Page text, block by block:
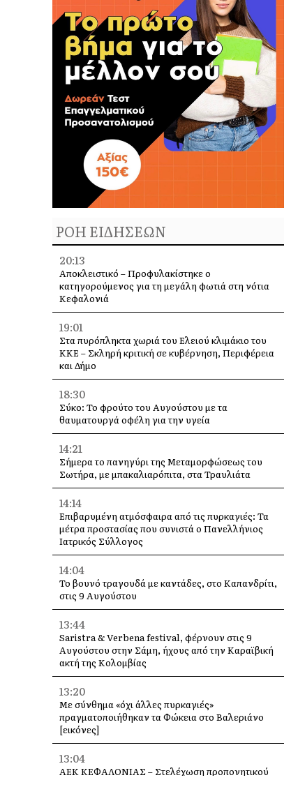
ΡΟΗ ΕΙΔΗΣΕΩΝ
20:13
Αποκλειστικό – Προφυλακίστηκε ο
κατηγορούμενος για τη μεγάλη φωτιά στη νότια
Κεφαλονιά
19:01
Στα πυρόπληκτα χωριά του Ελειού κλιμάκιο του
ΚΚΕ – Σκληρή κριτική σε κυβέρνηση, Περιφέρεια
και Δήμο
18:30
Σύκο: Το φρούτο του Αυγούστου με τα
θαυματουργά οφέλη για την υγεία
14:21
Σήμερα το πανηγύρι της Μεταμορφώσεως του
Σωτήρα, με μπακαλιαρόπιτα, στα Τραυλιάτα
14:14
Επιβαρυμένη ατμόσφαιρα από τις πυρκαγιές: Τα
μέτρα προστασίας που συνιστά ο Πανελλήνιος
Ιατρικός Σύλλογος
14:04
Το βουνό τραγουδά με καντάδες, στο Καπανδρίτι,
στις 9 Αυγούστου
13:44
Saristra & Verbena festival, φέρνουν στις 9
Αυγούστου στην Σάμη, ήχους από την Καραϊβική
ακτή της Κολομβίας
13:20
Με σύνθημα «όχι άλλες πυρκαγιές»
πραγματοποιήθηκαν τα Φώκεια στο Βαλεριάνο
[εικόνες]
13:04
ΑΕΚ ΚΕΦΑΛΟΝΙΑΣ – Στελέχωση προπονητικού